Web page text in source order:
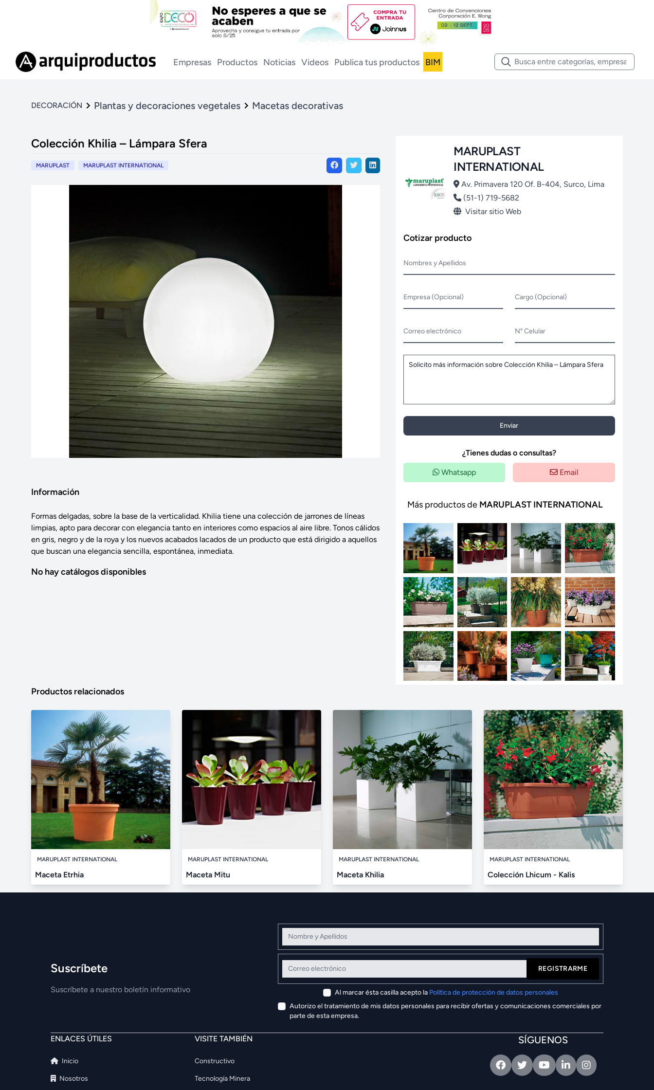
Empresas Productos Noticias Videos Publica tus productos BIM
DECORACIÓN Plantas y decoraciones vegetales Macetas decorativas
Colección Khilia – Lámpara Sfera
MARUPLAST MARUPLAST INTERNATIONAL
Información
Formas delgadas, sobre la base de la verticalidad. Khilia tiene una colección de jarrones de líneas
limpias, apto para decorar con elegancia tanto en interiores como espacios al aire libre. Tonos cálidos
en gris, negro y de la roya y los nuevos acabados lacados de un producto que está dirigido a aquellos
que buscan una elegancia sencilla, espontánea, inmediata.
No hay catálogos disponibles
MARUPLAST
INTERNATIONAL
Av. Primavera 120 Of. B-404, Surco, Lima
(51-1) 719-5682
Visitar sitio Web
Cotizar producto
Nombres y Apellidos
Empresa (Opcional) Cargo (Opcional)
Correo electrónico N° Celular
Enviar
¿Tienes dudas o consultas?
Whatsapp Email
Más productos de MARUPLAST INTERNATIONAL
Productos relacionados
MARUPLAST INTERNATIONAL
Maceta Etrhia
MARUPLAST INTERNATIONAL
Maceta Mitu
MARUPLAST INTERNATIONAL
Maceta Khilia
MARUPLAST INTERNATIONAL
Colección Lhicum - Kalis
Suscríbete
Suscríbete a nuestro boletín informativo
Nombre y Apellidos
Correo electrónico
REGISTRARME
Al marcar ésta casilla acepto la Política de protección de datos personales
Autorizo el tratamiento de mis datos personales para recibir ofertas y comunicaciones comerciales por
parte de esta empresa.
ENLACES ÚTILES
Inicio
Nosotros
VISITE TAMBIÉN
Constructivo
Tecnología Minera
SÍGUENOS
FacebookTwitterYoutubeLinkedinIntagram